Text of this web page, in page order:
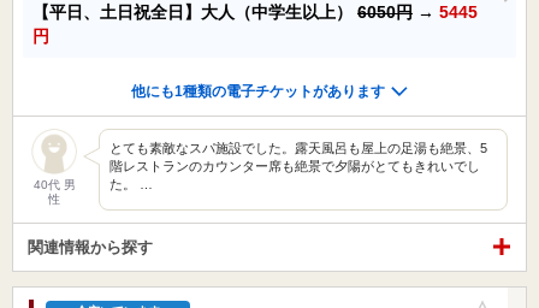
【平日、土日祝全日】大人（中学生以上） 6050円 → 5445
円
他にも1種類の電子チケットがあります
40代 男
性
とても素敵なスパ施設でした。露天風呂も屋上の足湯も絶景、5
階レストランのカウンター席も絶景で夕陽がとてもきれいでし
た。 …
関連情報から探す